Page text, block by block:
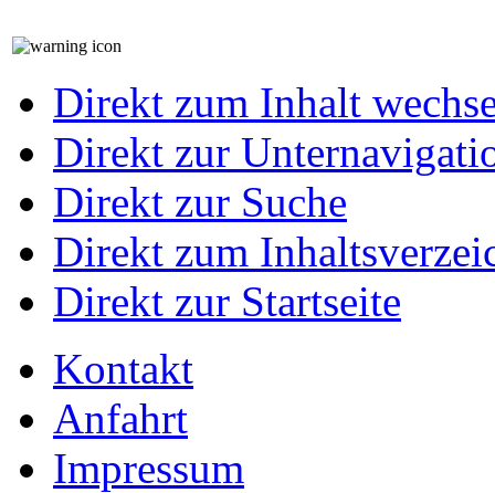
Direkt zum Inhalt
Direkt zur
Direkt zur Suche
Direkt zum
Direkt zur Startseite
Kontakt
Anfahrt
Impressum